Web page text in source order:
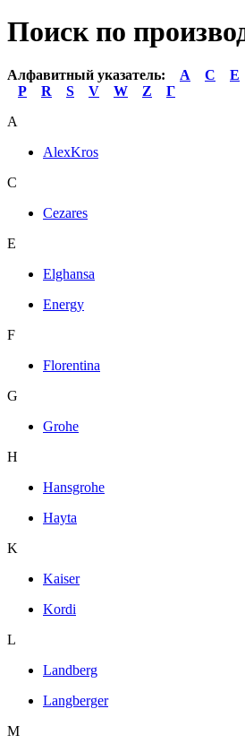
Поиск по
Алфавитный указатель: A C E
P
R S V W Z
Г
A
AlexKros
C
Cezares
E
Elghansa
Energy
F
Florentina
G
Grohe
H
Hansgrohe
Hayta
K
Kaiser
Kordi
L
Landberg
Langberger
M